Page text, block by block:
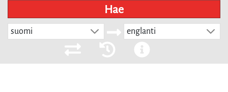
Hae
suomi englanti